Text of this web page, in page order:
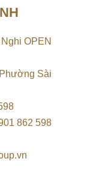
OPEN
Sài
862 598